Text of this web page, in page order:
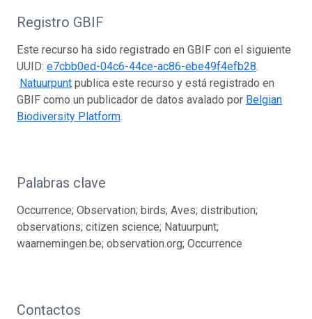
Registro GBIF
Este recurso ha sido registrado en GBIF con el siguiente
UUID: e7cbb0ed-04c6-44ce-ac86-ebe49f4efb28.
Natuurpunt publica este recurso y está registrado en
GBIF como un publicador de datos avalado por Belgian
Biodiversity Platform.
Palabras clave
Occurrence; Observation; birds; Aves; distribution;
observations; citizen science; Natuurpunt;
waarnemingen.be; observation.org; Occurrence
Contactos